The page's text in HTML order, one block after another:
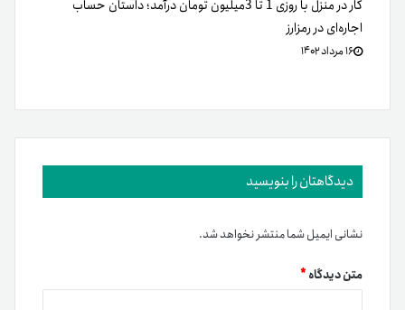
کار در منزل با روزی 1 تا 3میلیون تومان درآمد؛ داستان حساب
اجاره‌ای در رمزارز
۱۶ مرداد ۱۴۰۲
دیدگاهتان را بنویسید
نشانی ایمیل شما منتشر نخواهد شد.
متن دیدگاه*